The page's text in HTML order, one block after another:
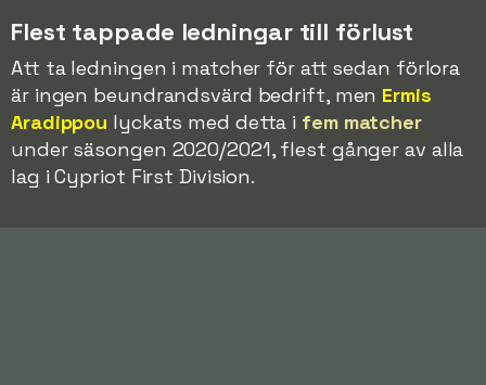
Flest tappade ledningar till förlust
Att ta ledningen i matcher för att sedan förlora
är ingen beundrandsvärd bedrift, men Ermis
Aradippou lyckats med detta i fem matcher
under säsongen 2020/2021, flest gånger av alla
lag i Cypriot First Division.